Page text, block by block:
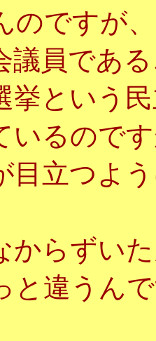
のですが
議員であ
挙という
いるので
目立つよ
からずい
と違うん